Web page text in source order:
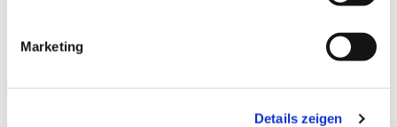
Marketing
Details zeigen